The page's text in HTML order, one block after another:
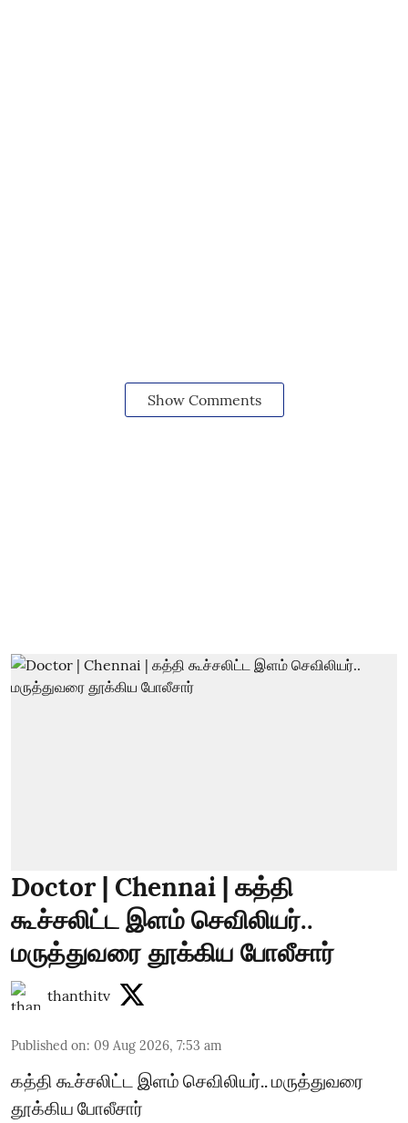
Show Comments
Doctor | Chennai | கத்தி
கூச்சலிட்ட இளம் செவிலியர்..
மருத்துவரை தூக்கிய போலீசார்
thanthitv
Published on: 09 Aug 2026, 7:53 am
கத்தி கூச்சலிட்ட இளம் செவிலியர்.. மருத்துவரை
தூக்கிய போலீசார்